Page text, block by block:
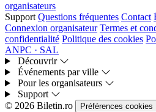
organisateurs
Support Questions fréquentes Contact
Connexion organisateur Termes et
confidentialité Politique des cookies
ANPC · SAL
Découvrir
Événements par ville
Pour les organisateurs
Support
© 2026 Biletin.ro
Préférences cookies